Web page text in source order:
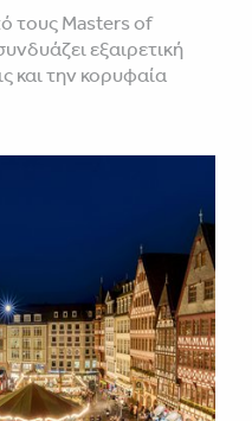
τους Masters of
εξαιρετική
και την κορυφαία